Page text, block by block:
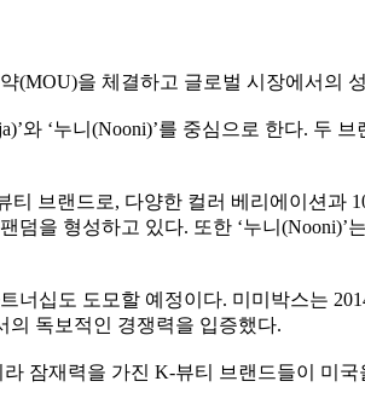
(MOU)을 체결하고 글로벌 시장에서의
와 ‘누니 (Nooni)’를 중심으로 한다. 두 브
티 브랜드로, 다양한 컬러 베리에이션과
덤을 형성하고 있다. 또한 ‘누니 (Nooni)’
너십도 도모할 예정이다. 미미박스는
의 독보적인 경쟁력을 입증했다.
잠재력을 가진 K-뷰티 브랜드들이 미